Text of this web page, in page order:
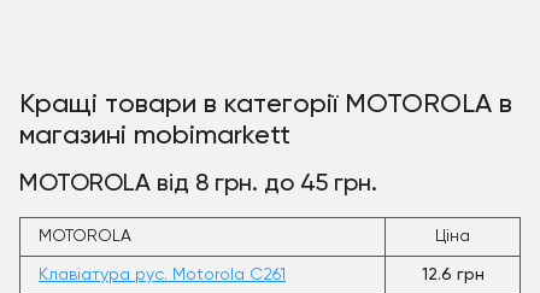
Кращі товари в категорії MOTOROLA в
магазині mobimarkett
MOTOROLA від 8 грн. до 45 грн.
MOTOROLA Ціна
Клавіатура рус. Motorola C261 12.6 грн